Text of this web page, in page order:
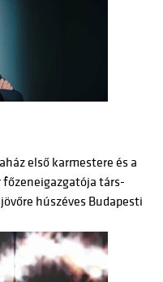
első karmestere és a
társ-
húszéves Budapesti